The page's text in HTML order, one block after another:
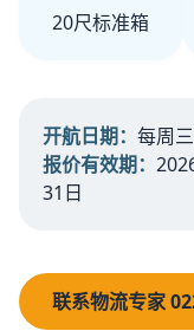
20尺标准箱
开航日期： 每周三
报价有效期：
31日
联系物流专家